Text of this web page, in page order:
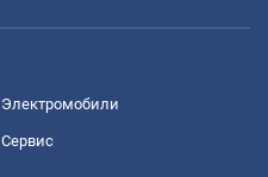
Электромобили
Сервис